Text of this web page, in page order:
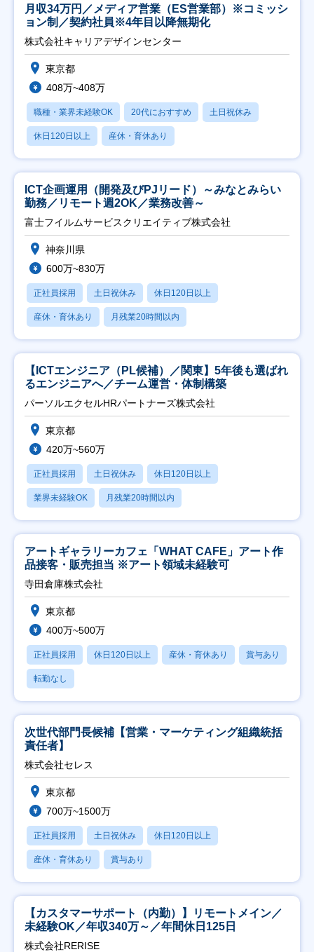
月収34万円／メディア営業（ES営業部）※コミッシ
ョン制／契約社員※4年目以降無期化
株式会社キャリアデザインセンター
東京都
408万~408万
職種・業界未経験OK 20代におすすめ 土日祝休み
休日120日以上 産休・育休あり
ICT企画運用（開発及びPJリード）～みなとみらい
勤務／リモート週2OK／業務改善～
富士フイルムサービスクリエイティブ株式会社
神奈川県
600万~830万
正社員採用 土日祝休み 休日120日以上
産休・育休あり 月残業20時間以内
【ICTエンジニア（PL候補）／関東】5年後も選ばれ
るエンジニアへ／チーム運営・体制構築
パーソルエクセルHRパートナーズ株式会社
東京都
420万~560万
正社員採用 土日祝休み 休日120日以上
業界未経験OK 月残業20時間以内
アートギャラリーカフェ「WHAT CAFE」アート作
品接客・販売担当 ※アート領域未経験可
寺田倉庫株式会社
東京都
400万~500万
正社員採用 休日120日以上 産休・育休あり 賞与あり
転勤なし
次世代部門長候補【営業・マーケティング組織統括
責任者】
株式会社セレス
東京都
700万~1500万
正社員採用 土日祝休み 休日120日以上
産休・育休あり 賞与あり
【カスタマーサポート（内勤）】リモートメイン／
未経験OK／年収340万～／年間休日125日
株式会社RERISE